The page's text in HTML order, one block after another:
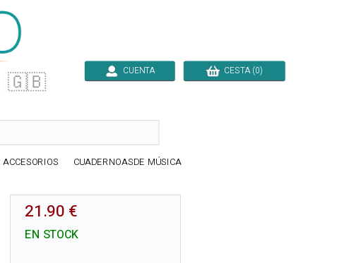
🇬🇧 CUENTA CESTA (0)
ACCESORIOS CUADERNOASDE MÚSICA
21.90 €
EN STOCK